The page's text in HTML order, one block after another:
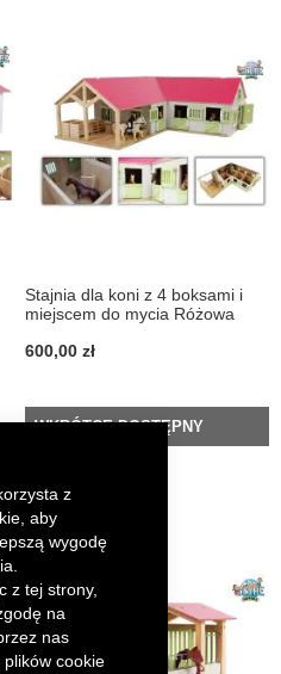
z
aby
wygodę
z tej strony,
na
nas
plików cookie
Stajnia dla koni z 4 boksami i
miejscem do mycia Różowa
600,00 zł
WKRÓTCE DOSTĘPNY
LISTY
ŻYCZEŃ